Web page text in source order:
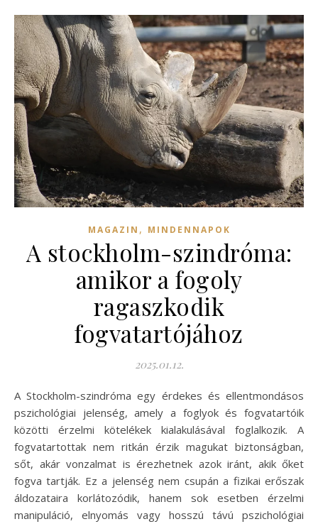
MAGAZIN , MINDENNAPOK
A stockholm-szindróma:
amikor a fogoly
ragaszkodik
fogvatartójához
2025.01.12.
A Stockholm-szindróma egy érdekes és ellentmondásos
pszichológiai jelenség, amely a foglyok és fogvatartóik
közötti érzelmi kötelékek kialakulásával foglalkozik. A
fogvatartottak nem ritkán érzik magukat biztonságban,
sőt, akár vonzalmat is érezhetnek azok iránt, akik őket
fogva tartják. Ez a jelenség nem csupán a fizikai erőszak
áldozataira korlátozódik, hanem sok esetben érzelmi
manipuláció, elnyomás vagy hosszú távú pszichológiai